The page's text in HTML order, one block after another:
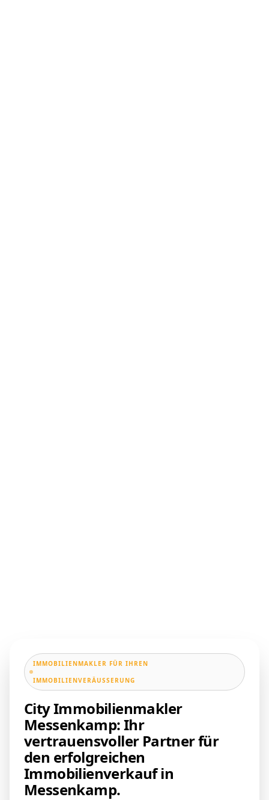
IMMOBILIENMAKLER FÜR IHREN
IMMOBILIENVERÄUSSERUNG
City Immobilienmakler
Messenkamp: Ihr
vertrauensvoller Partner für
den erfolgreichen
Immobilienverkauf in
Messenkamp.